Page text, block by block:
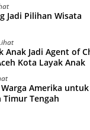
Jadi Pilihan Wisata
Anak Jadi Agent of
Kota Layak Anak
Warga Amerika untuk
Timur Tengah